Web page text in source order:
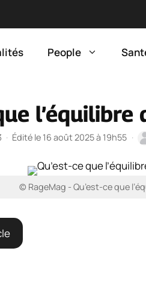
People
· Édité le 16 août 2025 à 19h55 ·
© RageMag - Qu’est-ce que